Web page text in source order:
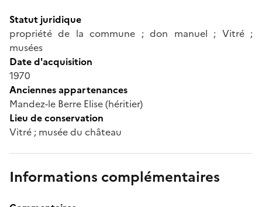
Statut juridique
propriété de la commune ; don manuel ; Vitré ;
musées
Date d'acquisition
1970
Anciennes appartenances
Mandez-le Berre Elise (héritier)
Lieu de conservation
Vitré ; musée du château
Informations complémentaires